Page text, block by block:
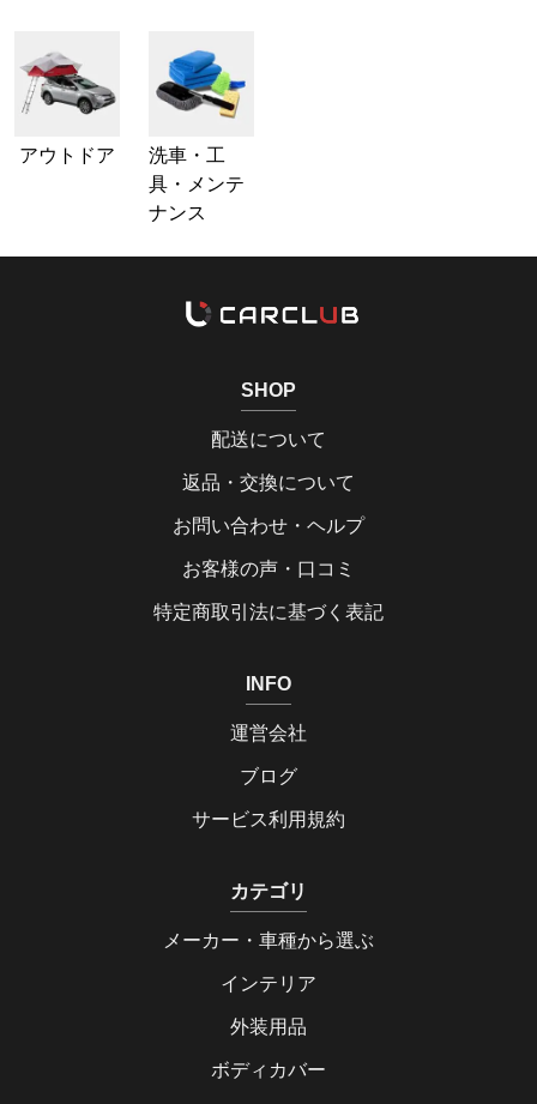
アウトドア
洗車・工
具・メンテ
ナンス
SHOP
配送について
返品・交換について
お問い合わせ・ヘルプ
お客様の声・口コミ
特定商取引法に基づく表記
INFO
運営会社
ブログ
サービス利用規約
カテゴリ
メーカー・車種から選ぶ
インテリア
外装用品
ボディカバー